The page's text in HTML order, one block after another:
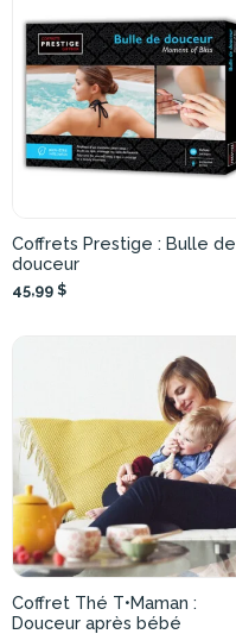
Coffrets Prestige : Bulle de
douceur
45,99 $
Coffret Thé T•Maman :
Douceur après bébé